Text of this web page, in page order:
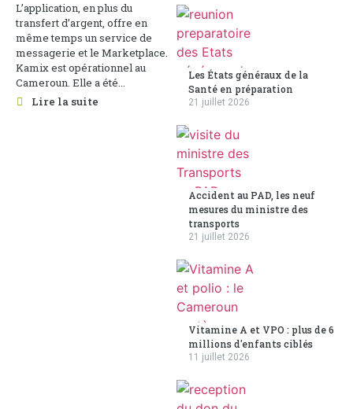
L’application, en plus du
transfert d’argent, offre en
même temps un service de
messagerie et le Marketplace.
Kamix est opérationnel au
Cameroun. Elle a été...
Lire la suite
Les États généraux de la
Santé en préparation
21 juillet 2026
Accident au PAD, les neuf
mesures du ministre des
transports
21 juillet 2026
Vitamine A et VPO : plus de 6
millions d'enfants ciblés
11 juillet 2026